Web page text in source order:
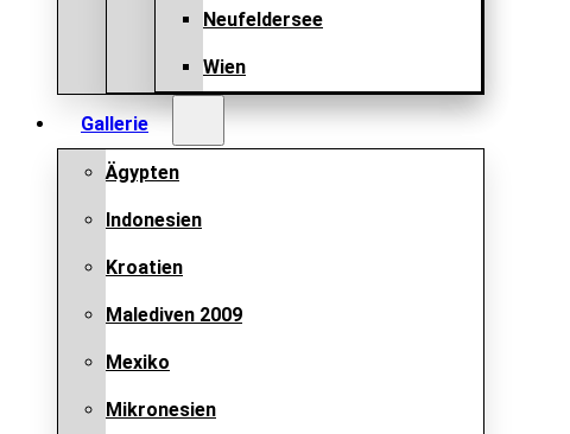
Neufeldersee
Wien
Gallerie
Ägypten
Indonesien
Kroatien
Malediven 2009
Mexiko
Mikronesien